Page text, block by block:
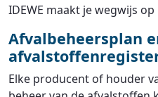
IDEWE maakt je wegwijs
Afvalbeheersplan
Elke producent of houder